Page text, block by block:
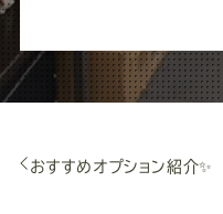
おすすめオプション紹介✨